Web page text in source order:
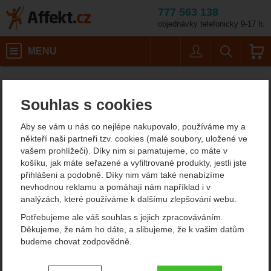
Souhlas s cookies
Aby se vám u nás co nejlépe nakupovalo, používáme my a
někteří naši partneři tzv. cookies (malé soubory, uložené ve
vašem prohlížeči). Díky nim si pamatujeme, co máte v
košíku, jak máte seřazené a vyfiltrované produkty, jestli jste
přihlášeni a podobně. Díky nim vám také nenabízíme
nevhodnou reklamu a pomáhají nám například i v
analýzách, které používáme k dalšímu zlepšování webu.
Potřebujeme ale váš souhlas s jejich zpracováváním.
Děkujeme, že nám ho dáte, a slibujeme, že k vašim datům
budeme chovat zodpovědně.
Nastavení souhlasů s kategoriemi
777 563 138
objednávky telefonicky 9-17 h.
MENU
CAMP. Gyro
CAMP. Gyro Lanyard Spare
Cord
Fotografie